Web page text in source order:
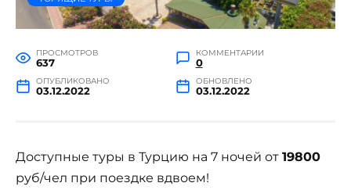
ПРОСМОТРОВ
637
КОММЕНТАРИИ
0
ОПУБЛИКОВАНО
03.12.2022
ОБНОВЛЕНО
03.12.2022
Доступные туры в Турцию на 7 ночей от 19800
руб/чел при поездке вдвоем!